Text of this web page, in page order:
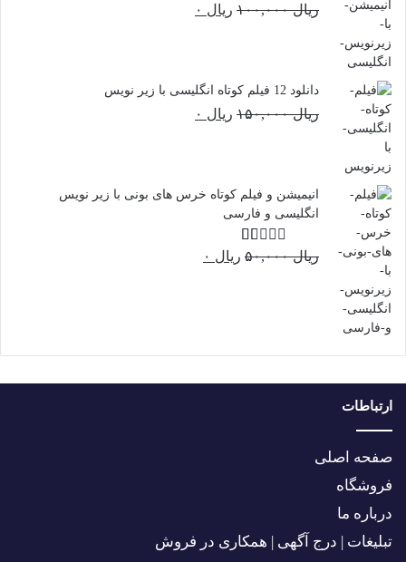
نمره4.50
ریال۱۰۰,۰۰۰
قیمت
ریال
دانلود 12 فیلم کوتاه انگلیسی با زیر نویس
ریال۱۵۰,۰۰۰
قیمت
ریال
انیمیشن و فیلم کوتاه خرس های بونی با زیر نویس
انگلیسی و فارسی
نم
ریال۵۰,۰۰۰
قیمت
ریال
ارتباطات
صفحه اصلی
فروشگاه
درباره ما
تبلیغات | درج آگهی | همکاری در فروش